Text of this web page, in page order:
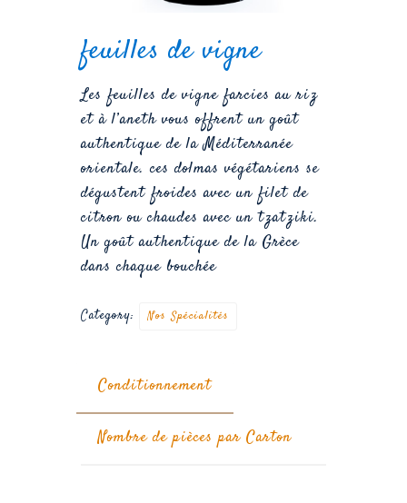
feuilles de vigne
Les feuilles de vigne farcies au riz
et à l’aneth vous offrent un goût
authentique de la Méditerranée
orientale. ces dolmas végétariens se
dégustent froides avec un filet de
citron ou chaudes avec un tzatziki.
Un goût authentique de la Grèce
dans chaque bouchée
Category: Nos Spécialités
Conditionnement
Nombre de pièces par Carton